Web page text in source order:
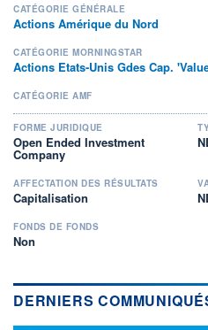
CATÉGORIE GÉNÉRALE
Actions Amérique du Nord
CATÉGORIE MORNINGSTAR
Actions Etats-Unis Gdes Cap.
CATÉGORIE AMF
FORME JURIDIQUE
Open Ended Investment
Company
AFFECTATION DES RÉSULTATS
Capitalisation
FONDS DE FONDS
Non
DERNIERS